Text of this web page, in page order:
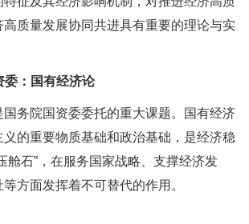
质量发展协同共进具有重要的理论与实
委：国有经济论
国务院国资委委托的重大课题。国有经济
的重要物质基础和政治基础，是经济稳
舱石”，在服务国家战略、支撑经济发
方面发挥着不可替代的作用。